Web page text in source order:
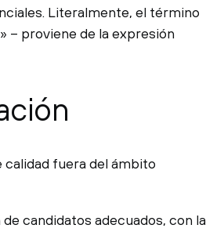
Literalmente, el término
– proviene de la expresión
fuera del ámbito
candidatos adecuados, con la